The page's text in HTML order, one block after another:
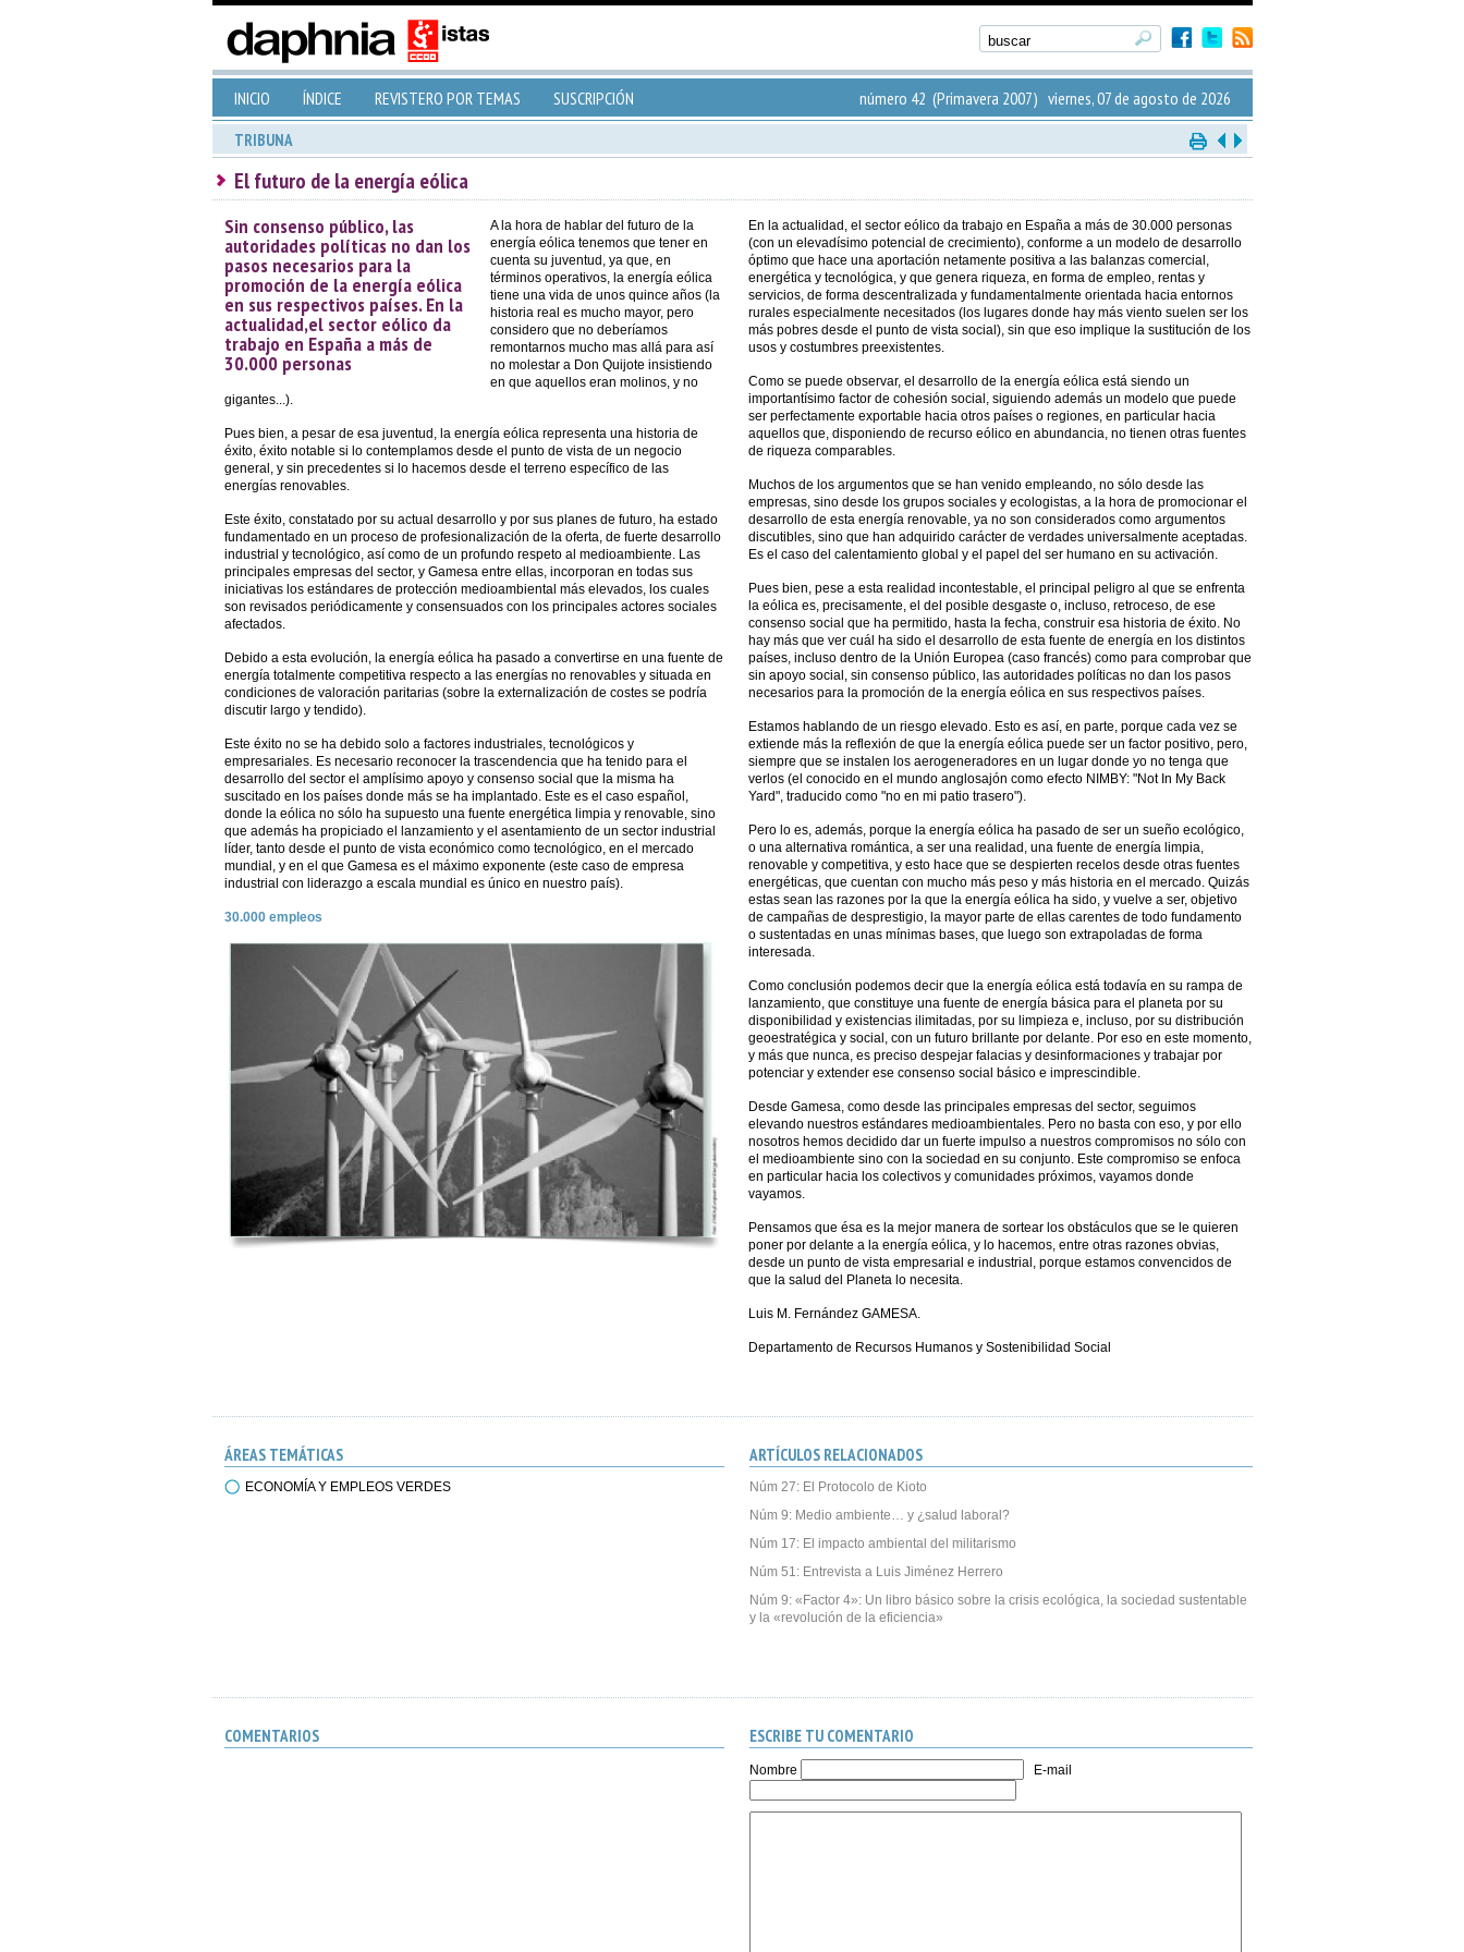
INICIO ÍNDICE REVISTERO POR TEMAS SUSCRIPCIÓN número 42 (Primavera 2007) viernes, 07 de agosto de 2026
TRIBUNA
El futuro de la energía eólica
Sin consenso público, las
autoridades políticas no dan los
pasos necesarios para la
promoción de la energía eólica
en sus respectivos países. En la
actualidad,el sector eólico da
trabajo en España a más de
30.000 personas
A la hora de hablar del futuro de la
energía eólica tenemos que tener en
cuenta su juventud, ya que, en
términos operativos, la energía eólica
tiene una vida de unos quince años (la
historia real es mucho mayor, pero
considero que no deberíamos
remontarnos mucho mas allá para así
no molestar a Don Quijote insistiendo
en que aquellos eran molinos, y no
gigantes...).
Pues bien, a pesar de esa juventud, la energía eólica representa una historia de
éxito, éxito notable si lo contemplamos desde el punto de vista de un negocio
general, y sin precedentes si lo hacemos desde el terreno específico de las
energías renovables.
Este éxito, constatado por su actual desarrollo y por sus planes de futuro, ha estado
fundamentado en un proceso de profesionalización de la oferta, de fuerte desarrollo
industrial y tecnológico, así como de un profundo respeto al medioambiente. Las
principales empresas del sector, y Gamesa entre ellas, incorporan en todas sus
iniciativas los estándares de protección medioambiental más elevados, los cuales
son revisados periódicamente y consensuados con los principales actores sociales
afectados.
Debido a esta evolución, la energía eólica ha pasado a convertirse en una fuente de
energía totalmente competitiva respecto a las energías no renovables y situada en
condiciones de valoración paritarias (sobre la externalización de costes se podría
discutir largo y tendido).
Este éxito no se ha debido solo a factores industriales, tecnológicos y
empresariales. Es necesario reconocer la trascendencia que ha tenido para el
desarrollo del sector el amplísimo apoyo y consenso social que la misma ha
suscitado en los países donde más se ha implantado. Este es el caso español,
donde la eólica no sólo ha supuesto una fuente energética limpia y renovable, sino
que además ha propiciado el lanzamiento y el asentamiento de un sector industrial
líder, tanto desde el punto de vista económico como tecnológico, en el mercado
mundial, y en el que Gamesa es el máximo exponente (este caso de empresa
industrial con liderazgo a escala mundial es único en nuestro país).
30.000 empleos
En la actualidad, el sector eólico da trabajo en España a más de 30.000 personas
(con un elevadísimo potencial de crecimiento), conforme a un modelo de desarrollo
óptimo que hace una aportación netamente positiva a las balanzas comercial,
energética y tecnológica, y que genera riqueza, en forma de empleo, rentas y
servicios, de forma descentralizada y fundamentalmente orientada hacia entornos
rurales especialmente necesitados (los lugares donde hay más viento suelen ser los
más pobres desde el punto de vista social), sin que eso implique la sustitución de los
usos y costumbres preexistentes.
Como se puede observar, el desarrollo de la energía eólica está siendo un
importantísimo factor de cohesión social, siguiendo además un modelo que puede
ser perfectamente exportable hacia otros países o regiones, en particular hacia
aquellos que, disponiendo de recurso eólico en abundancia, no tienen otras fuentes
de riqueza comparables.
Muchos de los argumentos que se han venido empleando, no sólo desde las
empresas, sino desde los grupos sociales y ecologistas, a la hora de promocionar el
desarrollo de esta energía renovable, ya no son considerados como argumentos
discutibles, sino que han adquirido carácter de verdades universalmente aceptadas.
Es el caso del calentamiento global y el papel del ser humano en su activación.
Pues bien, pese a esta realidad incontestable, el principal peligro al que se enfrenta
la eólica es, precisamente, el del posible desgaste o, incluso, retroceso, de ese
consenso social que ha permitido, hasta la fecha, construir esa historia de éxito. No
hay más que ver cuál ha sido el desarrollo de esta fuente de energía en los distintos
países, incluso dentro de la Unión Europea (caso francés) como para comprobar que
sin apoyo social, sin consenso público, las autoridades políticas no dan los pasos
necesarios para la promoción de la energía eólica en sus respectivos países.
Estamos hablando de un riesgo elevado. Esto es así, en parte, porque cada vez se
extiende más la reflexión de que la energía eólica puede ser un factor positivo, pero,
siempre que se instalen los aerogeneradores en un lugar donde yo no tenga que
verlos (el conocido en el mundo anglosajón como efecto NIMBY: "Not In My Back
Yard", traducido como "no en mi patio trasero").
Pero lo es, además, porque la energía eólica ha pasado de ser un sueño ecológico,
o una alternativa romántica, a ser una realidad, una fuente de energía limpia,
renovable y competitiva, y esto hace que se despierten recelos desde otras fuentes
energéticas, que cuentan con mucho más peso y más historia en el mercado. Quizás
estas sean las razones por la que la energía eólica ha sido, y vuelve a ser, objetivo
de campañas de desprestigio, la mayor parte de ellas carentes de todo fundamento
o sustentadas en unas mínimas bases, que luego son extrapoladas de forma
interesada.
Como conclusión podemos decir que la energía eólica está todavía en su rampa de
lanzamiento, que constituye una fuente de energía básica para el planeta por su
disponibilidad y existencias ilimitadas, por su limpieza e, incluso, por su distribución
geoestratégica y social, con un futuro brillante por delante. Por eso en este momento,
y más que nunca, es preciso despejar falacias y desinformaciones y trabajar por
potenciar y extender ese consenso social básico e imprescindible.
Desde Gamesa, como desde las principales empresas del sector, seguimos
elevando nuestros estándares medioambientales. Pero no basta con eso, y por ello
nosotros hemos decidido dar un fuerte impulso a nuestros compromisos no sólo con
el medioambiente sino con la sociedad en su conjunto. Este compromiso se enfoca
en particular hacia los colectivos y comunidades próximos, vayamos donde
vayamos.
Pensamos que ésa es la mejor manera de sortear los obstáculos que se le quieren
poner por delante a la energía eólica, y lo hacemos, entre otras razones obvias,
desde un punto de vista empresarial e industrial, porque estamos convencidos de
que la salud del Planeta lo necesita.
Luis M. Fernández GAMESA.
Departamento de Recursos Humanos y Sostenibilidad Social
ÁREAS TEMÁTICAS
ECONOMÍA Y EMPLEOS VERDES
ARTÍCULOS RELACIONADOS
Núm 27: El Protocolo de Kioto
Núm 9: Medio ambiente… y ¿salud laboral?
Núm 17: El impacto ambiental del militarismo
Núm 51: Entrevista a Luis Jiménez Herrero
Núm 9: «Factor 4»: Un libro básico sobre la crisis ecológica, la sociedad sustentable
y la «revolución de la eficiencia»
COMENTARIOS ESCRIBE TU COMENTARIO
Nombre E-mail